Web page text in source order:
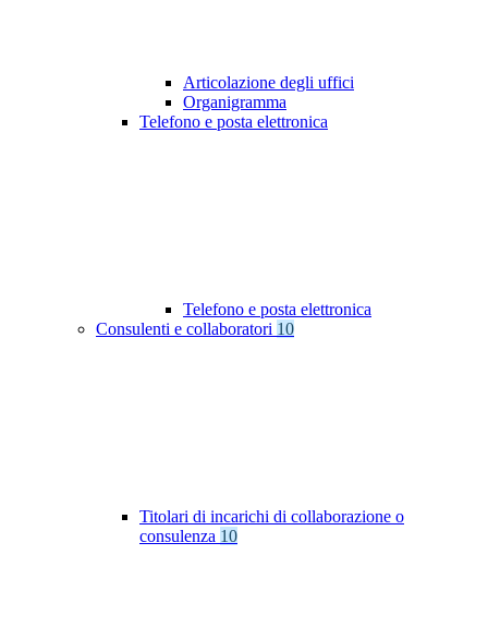
Articolazione degli uffici
Organigramma
Telefono e posta elettronica
Telefono e posta elettronica
Consulenti e collaboratori 10
Titolari di incarichi di collaborazione o
consulenza 10